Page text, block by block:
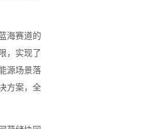
海赛道的
，实现了
源场景落
方案，全